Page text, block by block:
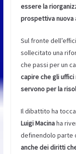
essere la
prospettiva nuova
Sul fronte
sollecitato una
che passi per un
capire che gli
servono per la
Il dibattito ha
Luigi Macinaha
definendolo parte
anche dei diritti